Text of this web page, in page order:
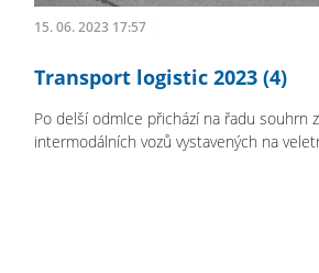
15. 06. 2023 17:57
Transport logistic 2023 (4)
Po delší odmlce přichází na řadu souhrn
intermodálních vozů vystavených na